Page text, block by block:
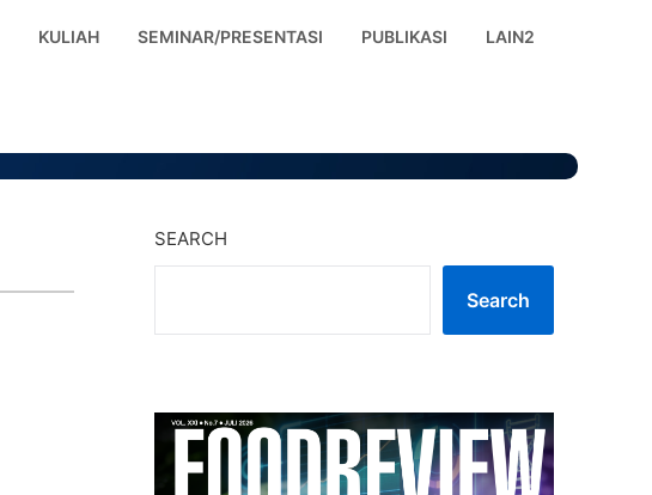
KULIAH SEMINAR/PRESENTASI PUBLIKASI LAIN2
SEARCH
Search